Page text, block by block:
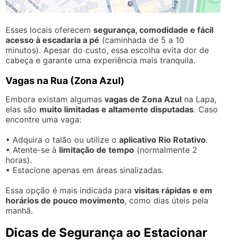
Esses locais oferecemsegurança, comodidade e fácil
acesso à escadaria a pé (caminhada de 5 a 10
minutos). Apesar do custo, essa escolha evita dor de
cabeça e garante uma experiência mais tranquila.
Vagas na Rua (Zona Azul)
Embora existam algumasvagas de Zona Azul na Lapa,
elas são muito limitadas e altamente disputadas. Caso
encontre uma vaga:
• Adquira o talão ou utilize oaplicativo Rio Rotativo.
• Atente-se à limitação de tempo (normalmente 2
horas).
• Estacione apenas em áreas sinalizadas.
Essa opção é mais indicada paravisitas rápidas e em
horários de pouco movimento, como dias úteis pela
manhã.
Dicas de Segurança ao Estacionar